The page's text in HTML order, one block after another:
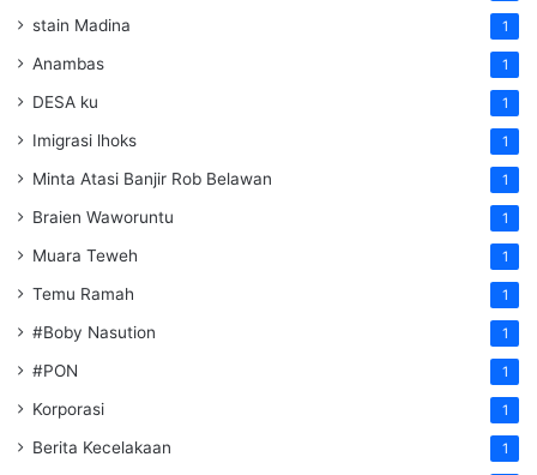
stain Madina 1
Anambas 1
DESA ku 1
Imigrasi lhoks 1
Minta Atasi Banjir Rob Belawan 1
Braien Waworuntu 1
Muara Teweh 1
Temu Ramah 1
#Boby Nasution 1
#PON 1
Korporasi 1
Berita Kecelakaan 1